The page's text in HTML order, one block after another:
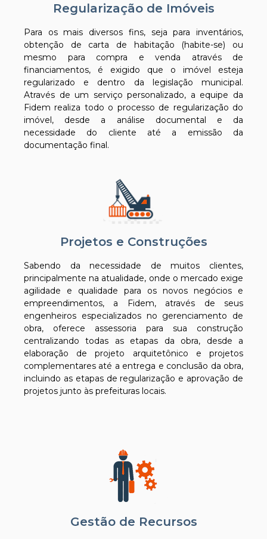
Regularização de Imóveis
Para os mais diversos fins, seja para inventários,
obtenção de carta de habitação (habite-se) ou
mesmo para compra e venda através de
financiamentos, é exigido que o imóvel esteja
regularizado e dentro da legislação municipal.
Através de um serviço personalizado, a equipe da
Fidem realiza todo o processo de regularização do
imóvel, desde a análise documental e da
necessidade do cliente até a emissão da
documentação final.
Projetos e Construções
Sabendo da necessidade de muitos clientes,
principalmente na atualidade, onde o mercado exige
agilidade e qualidade para os novos negócios e
empreendimentos, a Fidem, através de seus
engenheiros especializados no gerenciamento de
obra, oferece assessoria para sua construção
centralizando todas as etapas da obra, desde a
elaboração de projeto arquitetônico e projetos
complementares até a entrega e conclusão da obra,
incluindo as etapas de regularização e aprovação de
projetos junto às prefeituras locais.
Gestão de Recursos